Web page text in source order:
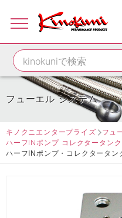
フューエル システム
キノクニエンタープライズ フュ
ハーフINポンプ コレクタータン
ハーフINポンプ・コレクタータ